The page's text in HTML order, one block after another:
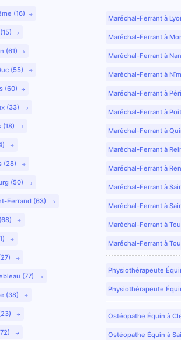
(16)
(61)
(55)
(60)
(33)
(18)
(28)
(50)
Ferrand (63)
(77)
(38)
Maréchal-Ferrant à
Maréchal-Ferrant à
Maréchal-Ferrant à
Maréchal-Ferrant à
Maréchal-Ferrant à
Maréchal-Ferrant à
Maréchal-Ferrant à
Maréchal-Ferrant à
Maréchal-Ferrant à
Maréchal-Ferrant à
Maréchal-Ferrant à
Maréchal-Ferrant à
Maréchal-Ferrant à
Physiothérapeute
Physiothérapeute
Ostéopathe Équin à
Ostéopathe Équin à